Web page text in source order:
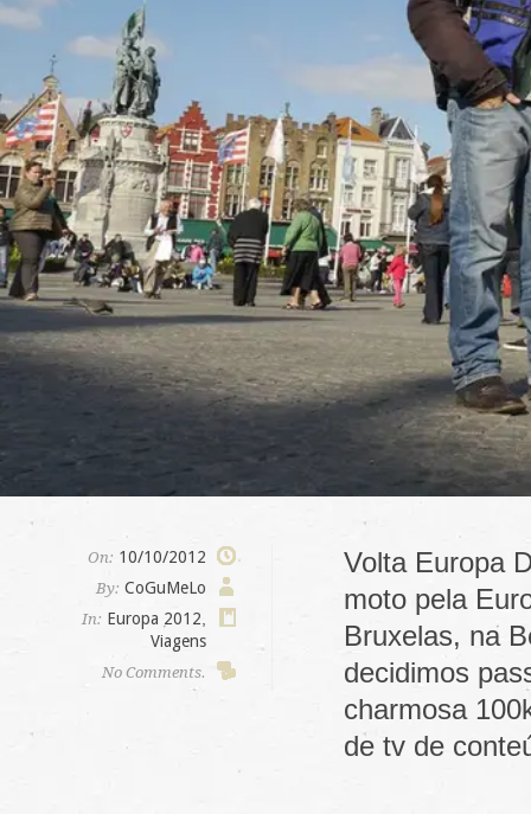
On: 10/10/2012
By: CoGuMeLo
In: Europa 2012
Viagens
No Comments.
Volta Europa
moto pela
Bruxelas, na
decidimos
charmosa
de tv de